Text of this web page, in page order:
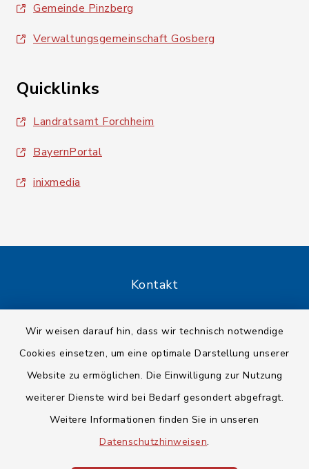
Wir weisen darauf hin, dass wir technisch notwendige
Cookies einsetzen, um eine optimale Darstellung unserer
Website zu ermöglichen. Die Einwilligung zur Nutzung
weiterer Dienste wird bei Bedarf gesondert abgefragt.
Weitere Informationen finden Sie in unseren
Datenschutzhinweisen.
Gemeinde Pinzberg
Verwaltungsgemeinschaft Gosberg
Quicklinks
Landratsamt Forchheim
BayernPortal
inixmedia
Kontakt
Datenschutz
Impressum
Sitemap
Cookie-Einstellungen